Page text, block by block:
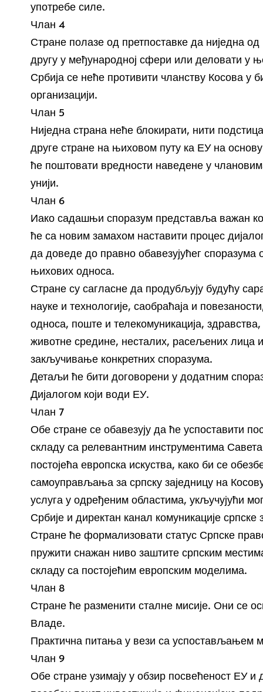
употребе силе.
Члан 4
Стране полазе од претпоставке да ниједна
другу у међународној сфери или деловати у
Србија се неће противити чланству Косова у
организацији.
Члан 5
Ниједна страна неће блокирати, нити
друге стране на њиховом путу ка ЕУ на
ће поштовати вредности наведене у
унији.
Члан 6
Иако садашњи споразум представља важан
ће са новим замахом наставити процес
да доведе до правно обавезујућег споразума
њихових односа.
Стране су сагласне да продубљују будућу
науке и технологије, саобраћаја и
односа, поште и телекомуникација,
животне средине, несталих, расељених лица
закључивање конкретних споразума.
Детаљи ће бити договорени у додатним
Дијалогом који води ЕУ.
Члан 7
Обе стране се обавезују да ће успоставити
складу са релевантним инструментима
постојећа европска искуства, како би се
самоуправљања за српску заједницу на
услуга у одређеним областима, укључујући
Србије и директан канал комуникације
Стране ће формализовати статус Српске
пружити снажан ниво заштите српским
складу са постојећим европским моделима.
Члан 8
Стране ће разменити сталне мисије. Они се
Владе.
Практична питања у вези са успостављањем
Члан 9
Обе стране узимају у обзир посвећеност ЕУ и